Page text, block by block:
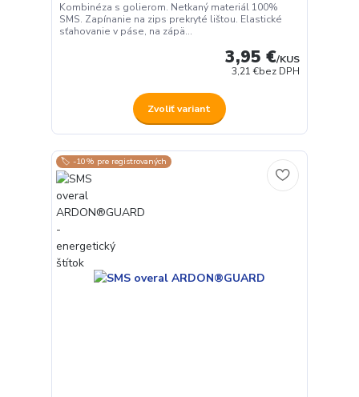
Kombinéza s golierom. Netkaný materiál 100%
SMS. Zapínanie na zips prekryté lištou. Elastické
sťahovanie v páse, na zápä...
3,95 €/KUS
3,21 €bez DPH
Zvoliť variant
🏷️ -10% pre registrovaných